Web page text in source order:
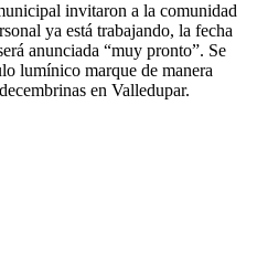
invitaron a la comunidad
ya está trabajando, la fecha
anunciada “muy pronto”. Se
lumínico marque de manera
en Valledupar.